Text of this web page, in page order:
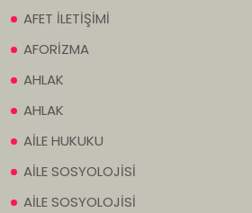
AFET İLETİŞİMİ
AFORİZMA
AHLAK
AHLAK
AİLE HUKUKU
AİLE SOSYOLOJİSİ
AİLE SOSYOLOJİSİ